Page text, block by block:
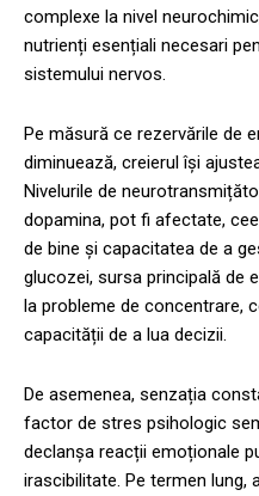
complexe la nivel
nutrienți esențiali necesari
sistemului nervos.
Pe măsură ce rezervările de
diminuează, creierul își
Nivelurile de
dopamina, pot fi afectate,
de bine și capacitatea de a
glucozei, sursa principală de
la probleme de concentrare,
capacității de a lua decizii.
De asemenea, senzația
factor de stres psihologic
declanșa reacții emoționale
irascibilitate. Pe termen lung,